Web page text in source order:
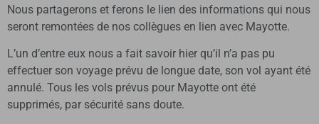
Nous partagerons et ferons le lien des informations qui nous
seront remontées de nos collègues en lien avec Mayotte.
L’un d’entre eux nous a fait savoir hier qu’il n’a pas pu
effectuer son voyage prévu de longue date, son vol ayant été
annulé. Tous les vols prévus pour Mayotte ont été
supprimés, par sécurité sans doute.